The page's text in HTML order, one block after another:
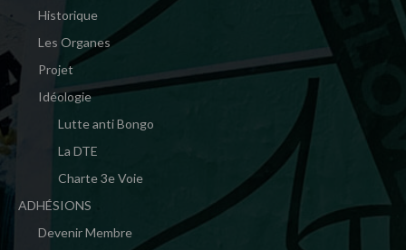
Historique
Les Organes
Projet
Idéologie
Lutte anti Bongo
La DTE
Charte 3e Voie
ADHÉSIONS
Devenir Membre